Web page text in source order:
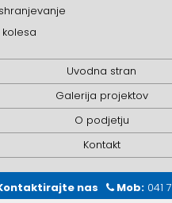
Uvodna stran
Galerija projektov
O podjetju
Kontakt
nas Mob: 041